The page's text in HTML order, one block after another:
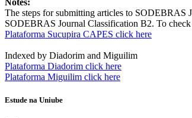
Notes:
The steps for submitting articles to SODEBRAS
SODEBRAS Journal Classification B2. To check
Plataforma Sucupira CAPES click here
Indexed by Diadorim and Miguilim
Plataforma Diadorim click here
Plataforma Miguilim click here
Estude na Uniube